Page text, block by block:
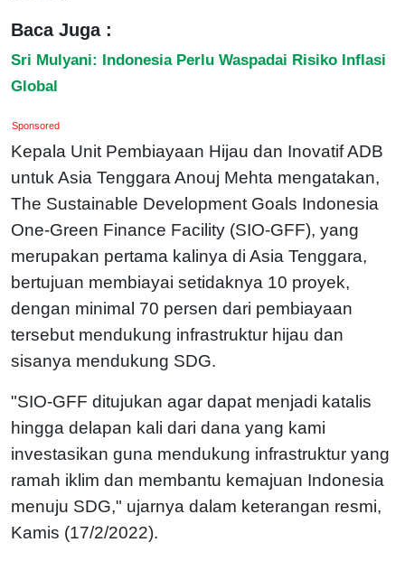
Baca Juga :
Sri Mulyani: Indonesia Perlu Waspadai Risiko Inflasi
Global
Sponsored
Kepala Unit Pembiayaan Hijau dan Inovatif ADB
untuk Asia Tenggara Anouj Mehta mengatakan,
The Sustainable Development Goals Indonesia
One-Green Finance Facility (SIO-GFF), yang
merupakan pertama kalinya di Asia Tenggara,
bertujuan membiayai setidaknya 10 proyek,
dengan minimal 70 persen dari pembiayaan
tersebut mendukung infrastruktur hijau dan
sisanya mendukung SDG.
"SIO-GFF ditujukan agar dapat menjadi katalis
hingga delapan kali dari dana yang kami
investasikan guna mendukung infrastruktur yang
ramah iklim dan membantu kemajuan Indonesia
menuju SDG," ujarnya dalam keterangan resmi,
Kamis (17/2/2022).